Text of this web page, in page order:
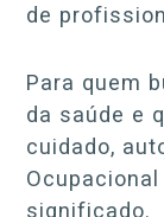
de
Para quem
da saúde e
cuidado,
significado.